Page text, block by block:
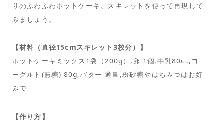
りのふわふわホットケーキ。スキレットを使って再現して
みましょう。
【材料（直径15cmスキレット3枚分）】
ホットケーキミックス1袋（200g）,卵 1個,牛乳80cc,ヨ
ーグルト(無糖) 80g,バター 適量,粉砂糖やはちみつはお好
みで
【作り方】